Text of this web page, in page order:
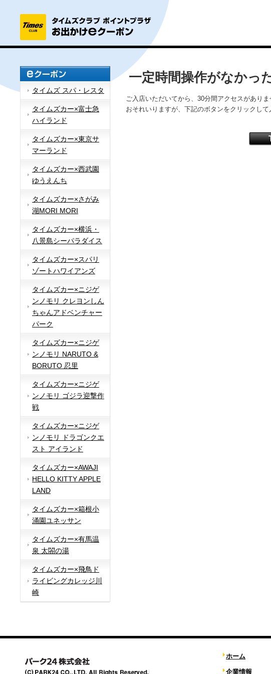
タイムズ スパ・レスタ
タイムズカー×富士急
ハイランド
タイムズカー×東京サ
マーランド
タイムズカー×西武園
ゆうえんち
タイムズカー×さがみ
湖MORI MORI
タイムズカー×横浜・
八景島シーパラダイス
タイムズカー×スパリ
ゾートハワイアンズ
タイムズカー×ニジゲ
ンノモリ クレヨンしん
ちゃんアドベンチャー
パーク
タイムズカー×ニジゲ
ンノモリ NARUTO &
BORUTO 忍里
タイムズカー×ニジゲ
ンノモリ ゴジラ迎撃作
戦
タイムズカー×ニジゲ
ンノモリ ドラゴンクエ
スト アイランド
タイムズカー×AWAJI
HELLO KITTY APPLE
LAND
タイムズカー×箱根小
涌園ユネッサン
タイムズカー×有馬温
泉 太閤の湯
タイムズカー×飛鳥ド
ライビングカレッジ川
崎
一定時間操作がなかっ
ご入店いただいてから、30分間アクセスがあり
おそれいりますが、下記のボタンをクリックして
ホーム
企業情報